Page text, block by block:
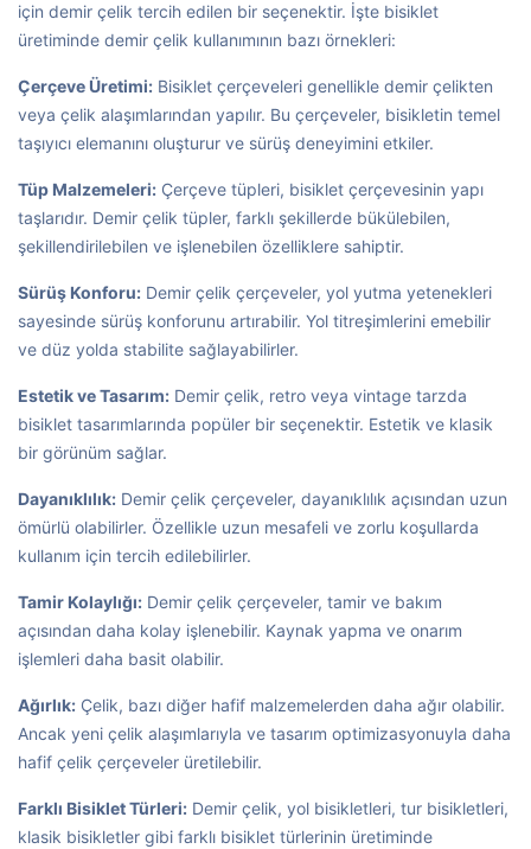
için demir çelik tercih edilen bir seçenektir. İşte bisiklet
üretiminde demir çelik kullanımının bazı örnekleri:
Çerçeve Üretimi: Bisiklet çerçeveleri genellikle demir çelikten
veya çelik alaşımlarından yapılır. Bu çerçeveler, bisikletin temel
taşıyıcı elemanını oluşturur ve sürüş deneyimini etkiler.
Tüp Malzemeleri: Çerçeve tüpleri, bisiklet çerçevesinin yapı
taşlarıdır. Demir çelik tüpler, farklı şekillerde bükülebilen,
şekillendirilebilen ve işlenebilen özelliklere sahiptir.
Sürüş Konforu: Demir çelik çerçeveler, yol yutma yetenekleri
sayesinde sürüş konforunu artırabilir. Yol titreşimlerini emebilir
ve düz yolda stabilite sağlayabilirler.
Estetik ve Tasarım: Demir çelik, retro veya vintage tarzda
bisiklet tasarımlarında popüler bir seçenektir. Estetik ve klasik
bir görünüm sağlar.
Dayanıklılık: Demir çelik çerçeveler, dayanıklılık açısından uzun
ömürlü olabilirler. Özellikle uzun mesafeli ve zorlu koşullarda
kullanım için tercih edilebilirler.
Tamir Kolaylığı: Demir çelik çerçeveler, tamir ve bakım
açısından daha kolay işlenebilir. Kaynak yapma ve onarım
işlemleri daha basit olabilir.
Ağırlık: Çelik, bazı diğer hafif malzemelerden daha ağır olabilir.
Ancak yeni çelik alaşımlarıyla ve tasarım optimizasyonuyla daha
hafif çelik çerçeveler üretilebilir.
Farklı Bisiklet Türleri: Demir çelik, yol bisikletleri, tur bisikletleri,
klasik bisikletler gibi farklı bisiklet türlerinin üretiminde